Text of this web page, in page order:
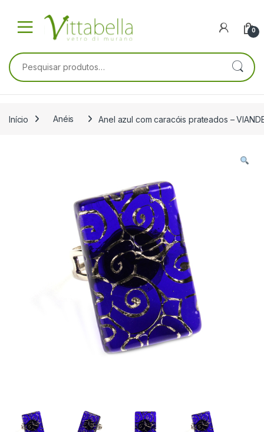
0
Pesquisar por:
Início Anéis Anel azul com caracóis prateados –